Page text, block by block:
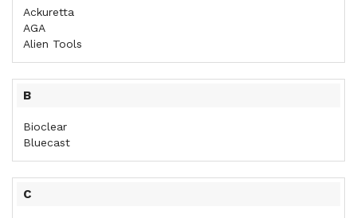
Ackuretta
AGA
Alien Tools
B
Bioclear
Bluecast
C